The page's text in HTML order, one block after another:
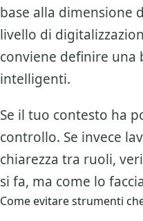
base alla dimensione
livello di
conviene definire una
intelligenti.
Se il tuo contesto ha
controllo. Se invece
chiarezza tra ruoli,
si fa, ma come lo
Come evitare strumenti